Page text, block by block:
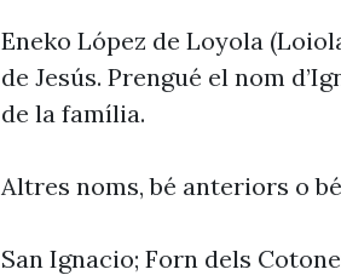
Eneko López de Loyola
de Jesús. Prengué el nom
de la família.
Altres noms, bé anteriors o
San Ignacio; Forn dels